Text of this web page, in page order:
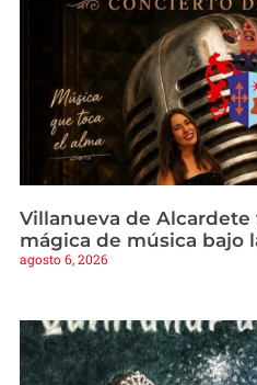
Villanueva de Alcardete
mágica de música bajo
agosto 6, 2026